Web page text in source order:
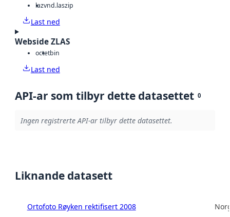
lazvnd.laszip
Last ned
Webside ZLAS
octetbin
Last ned
API-ar som tilbyr dette datasettet 0
Ingen registrerte API-ar tilbyr dette datasettet.
Liknande datasett
Ortofoto Røyken rektifisert 2008